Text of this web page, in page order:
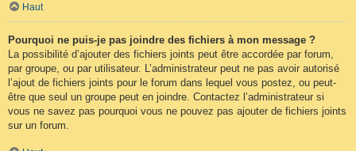
Haut
Pourquoi ne puis-je pas joindre des fichiers à mon message ?
La possibilité d’ajouter des fichiers joints peut être accordée par forum,
par groupe, ou par utilisateur. L’administrateur peut ne pas avoir autorisé
l’ajout de fichiers joints pour le forum dans lequel vous postez, ou peut-
être que seul un groupe peut en joindre. Contactez l’administrateur si
vous ne savez pas pourquoi vous ne pouvez pas ajouter de fichiers joints
sur un forum.